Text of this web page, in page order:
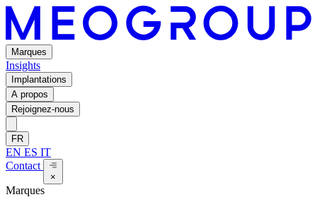
Marques
Insights
Implantations
A propos
Rejoignez-nous
FR
EN ES IT
Contact
×
Marques